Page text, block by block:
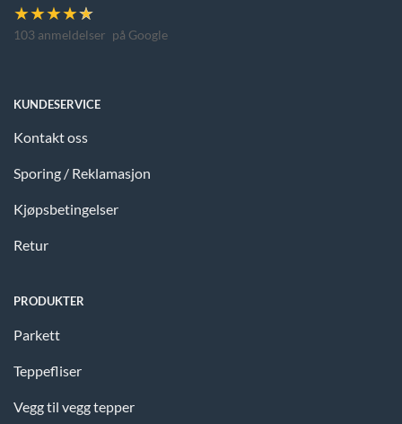
★★★★★
103 anmeldelser på Google
KUNDESERVICE
Kontakt oss
Sporing / Reklamasjon
Kjøpsbetingelser
Retur
PRODUKTER
Parkett
Teppefliser
Vegg til vegg tepper